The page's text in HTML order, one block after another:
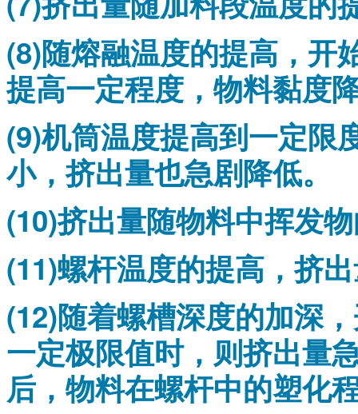
(8)随熔融温度的提高，开
提高一定程度，物料黏度
(9)机筒温度提高到一定限
小，挤出量也急剧降低。
(10)挤出量随物料中挥发
(11)螺杆温度的提高，挤
(12)随着螺槽深度的加深
一定极限值时，则挤出量
后，物料在螺杆中的塑化